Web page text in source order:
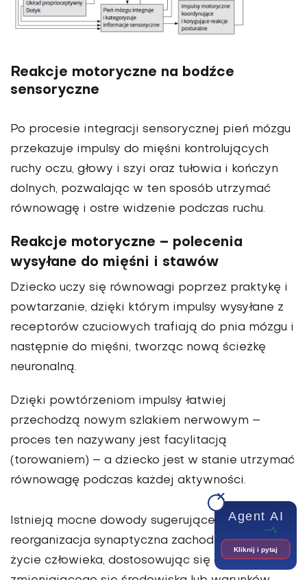
Reakcje motoryczne na bodźce
sensoryczne
Po procesie integracji sensorycznej pień mózgu
przekazuje impulsy do mięśni kontrolujących
ruchy oczu, głowy i szyi oraz tułowia i kończyn
dolnych, pozwalając w ten sposób utrzymać
równowagę i ostre widzenie podczas ruchu.
Reakcje motoryczne – polecenia
wysyłane do mięśni i stawów
Dziecko uczy się równowagi poprzez praktykę i
powtarzanie, dzięki którym impulsy wysyłane z
receptorów czuciowych trafiają do pnia mózgu i
następnie do mięśni, tworząc nową ścieżkę
neuronalną.
Dzięki powtórzeniom impulsy łatwiej
przechodzą nowym szlakiem nerwowym –
proces ten nazywany jest facylitacją
(torowaniem) – a dziecko jest w stanie utrzymać
równowagę podczas każdej aktywności.
Istnieją mocne dowody sugerujące, że taka
reorganizacja synaptyczna zachodzi przez całe
życie człowieka, dostosowując się do
Agent AI
Kliknij i pytaj